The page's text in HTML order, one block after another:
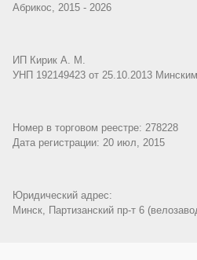
Абрикос, 2015 - 2026
ИП Кирик А. М.
УНП 192149423 от 25.10.2013
Номер в торговом реестре: 278228
Дата регистрации: 20 июл, 2015
Юридический адрес:
Минск, Партизанский пр-т 6